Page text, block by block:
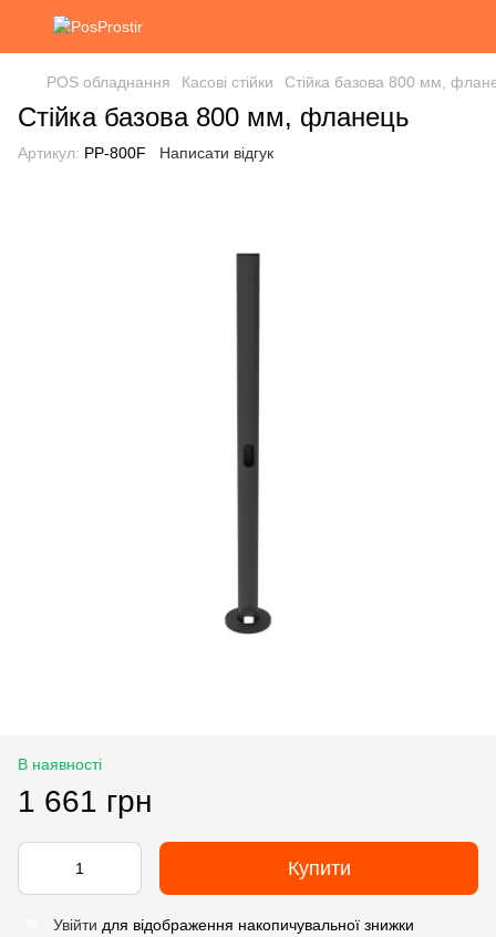
POS обладнання Касові стійки Стійка базова 800 мм,
Стійка базова 800 мм, фланець
Артикул: РР-800F Написати відгук
В наявності
1 661 грн
Купити
Увійти для відображення накопичувальної знижки